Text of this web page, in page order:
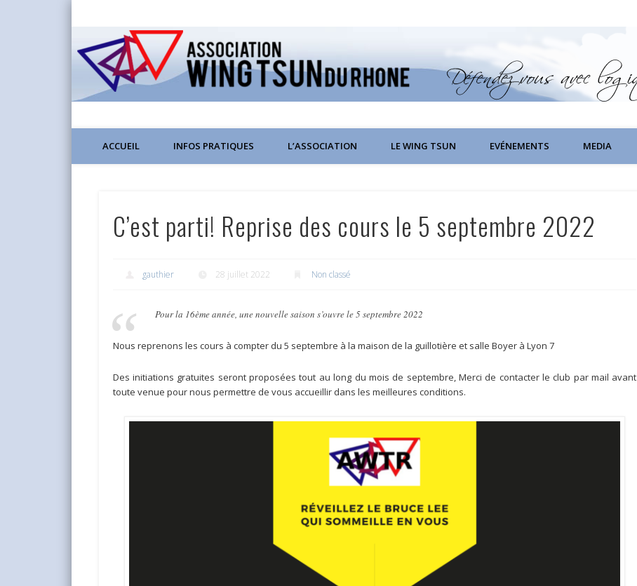
Wing Chun Kung Fu à Lyon
ACCUEIL INFOS PRATIQUES L’ASSOCIATION LE WING TSUN EVÉNEMENTS MEDIA
C’est parti! Reprise des cours le 5 septembre 2022
gauthier 28 juillet 2022 Non classé
Pour la 16ème année, une nouvelle saison s’ouvre le 5 septembre 2022
Nous reprenons les cours à compter du 5 septembre à la maison de la guillotière et salle Boyer à Lyon 7
Des initiations gratuites seront proposées tout au long du mois de septembre, Merci de contacter le club par mail avant
toute venue pour nous permettre de vous accueillir dans les meilleures conditions.